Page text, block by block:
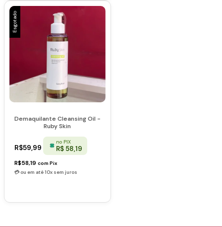
Esgotado
Demaquilante Cleansing Oil -
Ruby Skin
R$59,99
no PIX
R$ 58,19
R$58,19 com Pix